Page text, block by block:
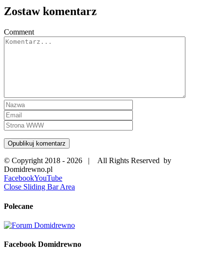
Zostaw komentarz
Comment
© Copyright 2018 - 2026 | All Rights Reserved by
Domidrewno.pl
FacebookYouTube
Close Sliding Bar Area
Polecane
Facebook Domidrewno